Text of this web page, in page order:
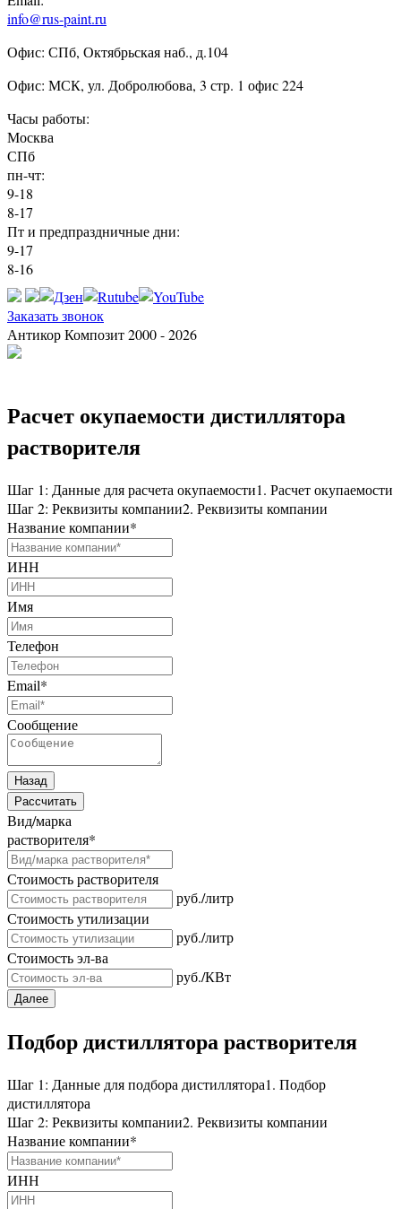
info@rus-paint.ru
Офис: СПб, Октябрьская наб., д.104
Офис: МСК, ул. Добролюбова, 3 стр. 1 офис 224
Часы работы:
Москва
СПб
пн-чт:
9-18
8-17
Пт и предпраздничные дни:
9-17
8-16
Заказать звонок
Антикор Композит 2000 - 2026
Расчет окупаемости дистиллятора
растворителя
Шаг 1: Данные для расчета окупаемости1. Расчет окупаемости
Шаг 2: Реквизиты компании2. Реквизиты компании
Название компании*
ИНН
Имя
Телефон
Email*
Сообщение
Назад
Рассчитать
Вид/марка
растворителя*
Стоимость растворителя
руб./литр
Стоимость утилизации
руб./литр
Стоимость эл-ва
руб./КВт
Далее
Подбор дистиллятора растворителя
Шаг 1: Данные для подбора дистиллятора1. Подбор
дистиллятора
Шаг 2: Реквизиты компании2. Реквизиты компании
Название компании*
ИНН